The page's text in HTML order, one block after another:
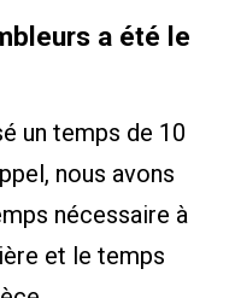
a été le
un temps de 10
nous avons
nécessaire à
et le temps